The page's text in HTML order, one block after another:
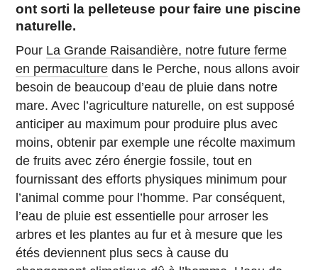
ont sorti la pelleteuse pour faire une piscine
naturelle.
Pour La Grande Raisandière, notre future ferme
en permaculture dans le Perche, nous allons avoir
besoin de beaucoup d’eau de pluie dans notre
mare. Avec l’agriculture naturelle, on est supposé
anticiper au maximum pour produire plus avec
moins, obtenir par exemple une récolte maximum
de fruits avec zéro énergie fossile, tout en
fournissant des efforts physiques minimum pour
l’animal comme pour l’homme. Par conséquent,
l’eau de pluie est essentielle pour arroser les
arbres et les plantes au fur et à mesure que les
étés deviennent plus secs à cause du